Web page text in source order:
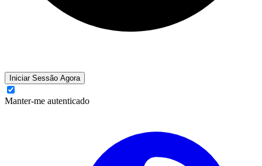
Iniciar Sessão Agora
Manter-me autenticado